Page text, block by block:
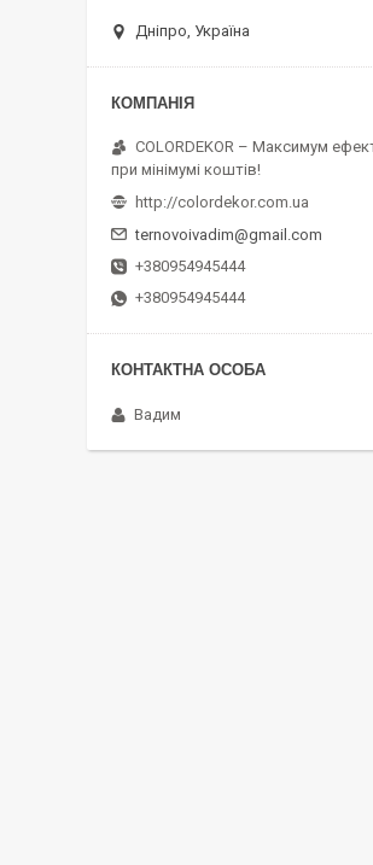
Дніпро, Україна
COLORDEKOR – Максимум
при мінімумі коштів!
http://colordekor.com.ua
ternovoivadim@gmail.com
+380954945444
+380954945444
Вадим